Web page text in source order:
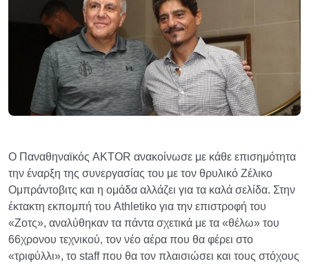
Ο Παναθηναϊκός AKTOR ανακοίνωσε με κάθε επισημότητα
την έναρξη της συνεργασίας του με τον θρυλικό Ζέλικο
Ομπράντοβιτς και η ομάδα αλλάζει για τα καλά σελίδα. Στην
έκτακτη εκπομπή του Athletiko για την επιστροφή του
«Ζοτς», αναλύθηκαν τα πάντα σχετικά με τα «θέλω» του
66χρονου τεχνικού, τον νέο αέρα που θα φέρει στο
«τριφύλλι», το staff που θα τον πλαισιώσει και τους στόχους